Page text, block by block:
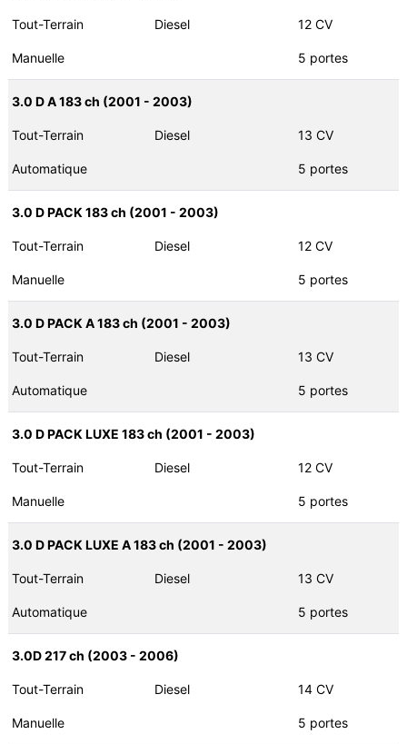
Tout-Terrain Diesel 12 CV
Manuelle 5 portes
3.0 D A 183 ch (2001 - 2003)
Tout-Terrain Diesel 13 CV
Automatique 5 portes
3.0 D PACK 183 ch (2001 - 2003)
Tout-Terrain Diesel 12 CV
Manuelle 5 portes
3.0 D PACK A 183 ch (2001 - 2003)
Tout-Terrain Diesel 13 CV
Automatique 5 portes
3.0 D PACK LUXE 183 ch (2001 - 2003)
Tout-Terrain Diesel 12 CV
Manuelle 5 portes
3.0 D PACK LUXE A 183 ch (2001 - 2003)
Tout-Terrain Diesel 13 CV
Automatique 5 portes
3.0D 217 ch (2003 - 2006)
Tout-Terrain Diesel 14 CV
Manuelle 5 portes